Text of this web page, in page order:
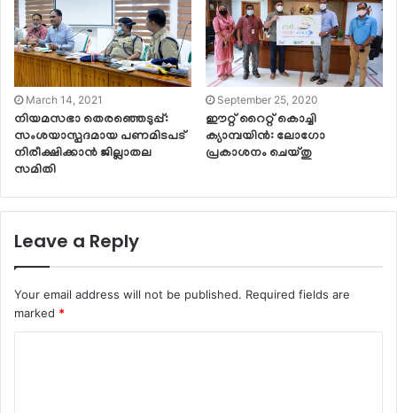
March 14, 2021
നിയമസഭാ തെരഞ്ഞെടുപ്പ്:
സംശയാസ്പദമായ പണമിടപട്
നിരീക്ഷിക്കാന്‍ ജില്ലാതല
സമിതി
September 25, 2020
ഈറ്റ് റൈറ്റ് കൊച്ചി
ക്യാമ്പയിൻ: ലോഗോ
പ്രകാശനം ചെയ്തു
Leave a Reply
Your email address will not be published. Required fields are
marked *